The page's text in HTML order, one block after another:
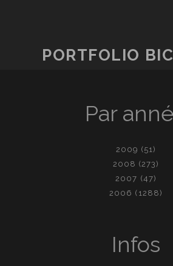
PORTFOLIO
Par
2009 (51)
2008 (273)
2007 (47)
2006 (1288)
Infos